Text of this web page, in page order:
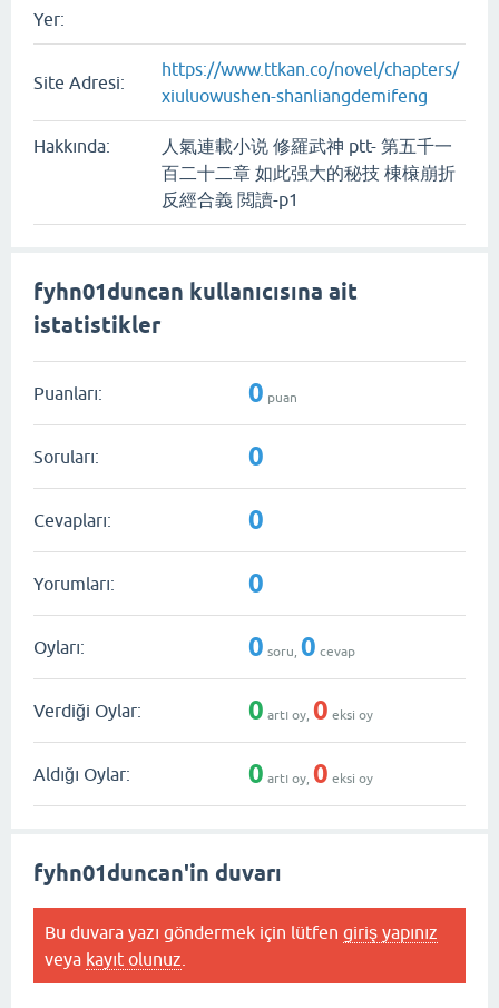
Yer:
Site Adresi:
https://www.ttkan.co/novel/chapters/
xiuluowushen-shanliangdemifeng
Hakkında:
人氣連載小说 修羅武神 ptt- 第五千一
百二十二章 如此强大的秘技 棟榱崩折
反經合義 閲讀-p1
fyhn01duncan kullanıcısına ait
istatistikler
Puanları: 0 puan
Soruları: 0
Cevapları: 0
Yorumları: 0
Oyları: 0 soru, 0 cevap
Verdiği Oylar: 0 artı oy, 0 eksi oy
Aldığı Oylar: 0 artı oy, 0 eksi oy
fyhn01duncan'in duvarı
Bu duvara yazı göndermek için lütfen giriş yapınız
veya kayıt olunuz